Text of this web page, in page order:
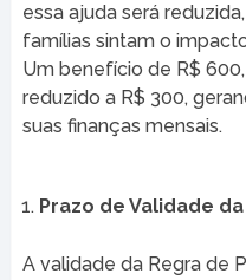
essa ajuda será
famílias sintam o
Um benefício de R$
reduzido a R$ 300,
suas finanças mensais.
Prazo de Validade
A validade da Regra de